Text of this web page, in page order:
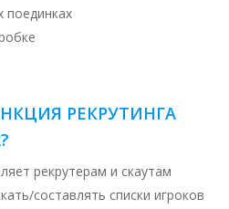
поединках
РЕКРУТИНГА
рекрутерам и скаутам
составлять списки игроков